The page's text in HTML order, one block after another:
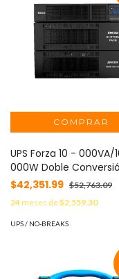
UPS Forza 10 - 000VA/
000W Doble
Negro Industrial y
$42,351.99 $52,763.09
24meses de$2,559.30
UPS / NO-BREAKS